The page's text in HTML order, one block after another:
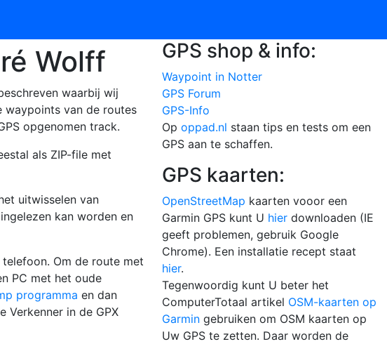
Wolff
waarbij wij
waypoints van de routes
opgenomen track.
als ZIP-file met
uitwisselen van
kan worden en
Om de route met
PC met het oude
programma en dan
Verkenner in de GPX
GPS shop & info:
Waypoint in Notter
GPS Forum
GPS-Info
Op oppad.nl staan tips en tests om een
GPS aan te schaffen.
GPS kaarten:
OpenStreetMap kaarten vooor een
Garmin GPS kunt U hier downloaden (IE
geeft problemen, gebruik Google
Chrome). Een installatie recept staat
hier.
Tegenwoordig kunt U beter het
ComputerTotaal artikel OSM-kaarten op
Garmin gebruiken om OSM kaarten op
Uw GPS te zetten. Daar worden de